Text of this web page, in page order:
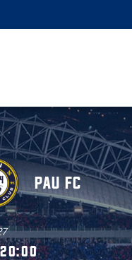
PAU FC